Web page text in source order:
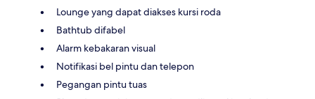
Lounge yang dapat diakses kursi roda
Bathtub difabel
Alarm kebakaran visual
Notifikasi bel pintu dan telepon
Pegangan pintu tuas